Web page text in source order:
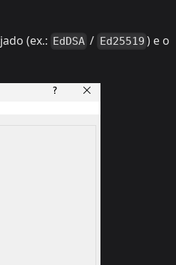
(ex.: EdDSA / Ed25519 ) e o